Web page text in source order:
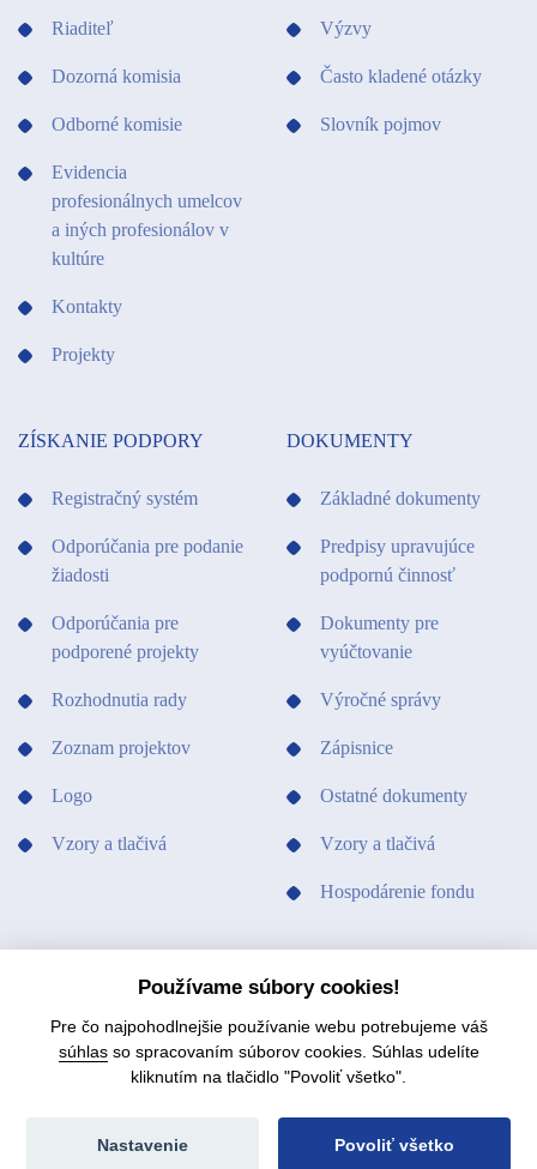
Riaditeľ
Dozorná komisia
Odborné komisie
Evidencia
profesionálnych umelcov
a iných profesionálov v
kultúre
Kontakty
Projekty
Výzvy
Často kladené otázky
Slovník pojmov
ZÍSKANIE PODPORY
Registračný systém
Odporúčania pre podanie
žiadosti
Odporúčania pre
podporené projekty
Rozhodnutia rady
Zoznam projektov
Logo
Vzory a tlačivá
DOKUMENTY
Základné dokumenty
Predpisy upravujúce
podpornú činnosť
Dokumenty pre
vyúčtovanie
Výročné správy
Zápisnice
Ostatné dokumenty
Vzory a tlačivá
Hospodárenie fondu
PODPORILI SME KONTAKTY
© 2021 Fond na podporu umenia. Mapa stránok
Používame súbory cookies!
Pre čo najpohodlnejšie používanie webu potrebujeme váš
súhlasso spracovaním súborov cookies. Súhlas udelíte
kliknutím na tlačidlo "Povoliť všetko".
Povoliť všetko
Nastavenie